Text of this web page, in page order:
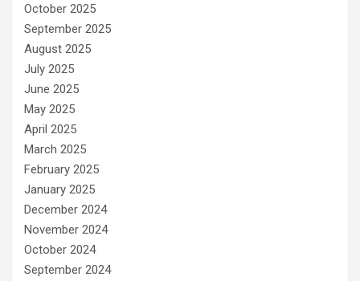
October 2025
September 2025
August 2025
July 2025
June 2025
May 2025
April 2025
March 2025
February 2025
January 2025
December 2024
November 2024
October 2024
September 2024